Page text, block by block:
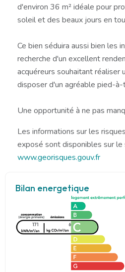
d'environ 36 m² idéale pour
soleil et des beaux jours en
Ce bien séduira aussi bien les
recherche d'un excellent
acquéreurs souhaitant réaliser
disposer d'un agréable pied-à-
Une opportunité à ne pas
Les informations sur les
exposé sont disponibles sur le
www.georisques.gouv.fr
Bilan energetique
171 6